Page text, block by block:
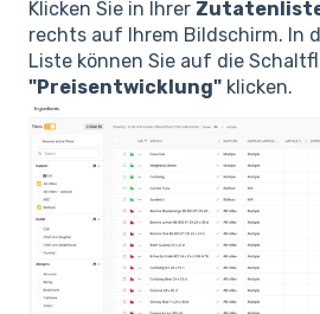
Klicken Sie in Ihrer
rechts auf Ihrem Bildschirm. In
Liste können Sie auf die
"Preisentwicklung" klicken.